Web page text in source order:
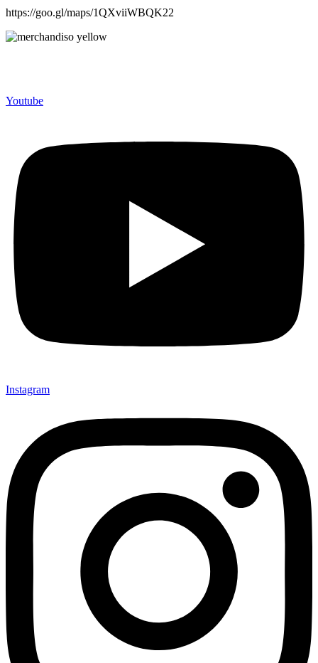
https://goo.gl/maps/1QXviiWBQK22
Youtube
Instagram